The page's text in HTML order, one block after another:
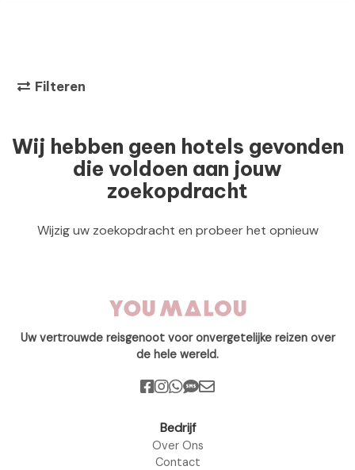
Filteren
Wij hebben geen hotels gevonden
die voldoen aan jouw
zoekopdracht
Wijzig uw zoekopdracht en probeer het opnieuw
Uw vertrouwde reisgenoot voor onvergetelijke reizen over
de hele wereld.
Bedrijf
Over Ons
Contact